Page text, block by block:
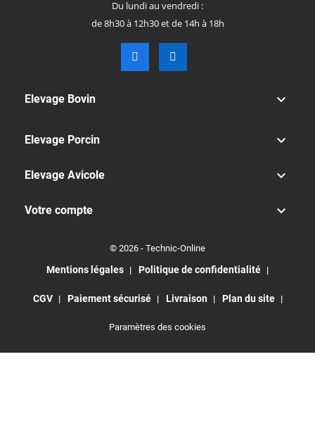
Du lundi au vendredi :
de 8h30 à 12h30 et de 14h à 18h
Elevage Bovin 
Elevage Porcin 
Elevage Avicole 
Votre compte 
© 2026 - Technic-Online
Mentions légales Politique de confidentialité
CGV Paiement sécurisé Livraison Plan du site
Paramètres des cookies